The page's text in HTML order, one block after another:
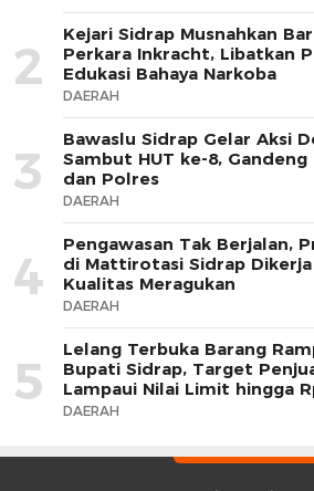
2
Kejari Sidrap Musnahkan
Perkara Inkracht, Libatkan
Edukasi Bahaya Narkoba
DAERAH
3
Bawaslu Sidrap Gelar Aksi
Sambut HUT ke-8,
dan Polres
DAERAH
4
Pengawasan Tak Berjalan,
di Mattirotasi Sidrap Dikerja
Kualitas Meragukan
DAERAH
5
Lelang Terbuka Barang
Bupati Sidrap, Target
Lampaui Nilai Limit hingga
DAERAH